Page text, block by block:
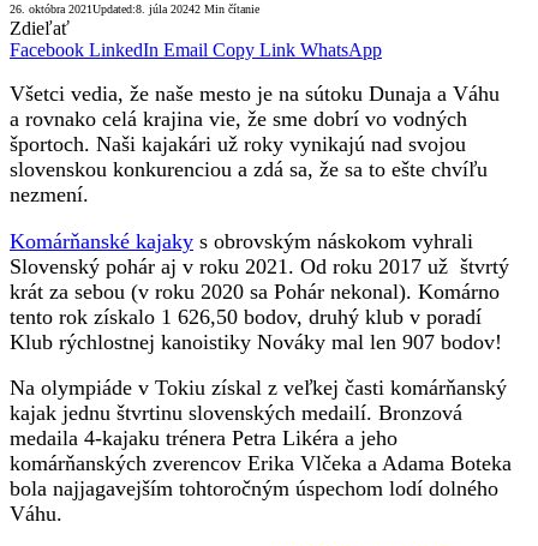
26. októbra 2021Updated:8. júla 20242 Min čítanie
Zdieľať
Facebook LinkedIn Email Copy Link WhatsApp
Všetci vedia, že naše mesto je na sútoku Dunaja a Váhu
a rovnako celá krajina vie, že sme dobrí vo vodných
športoch. Naši kajakári už roky vynikajú nad svojou
slovenskou konkurenciou a zdá sa, že sa to ešte chvíľu
nezmení.
Komárňanské kajaky s obrovským náskokom vyhrali
Slovenský pohár aj v roku 2021. Od roku 2017 už štvrtý
krát za sebou (v roku 2020 sa Pohár nekonal). Komárno
tento rok získalo 1 626,50 bodov, druhý klub v poradí
Klub rýchlostnej kanoistiky Nováky mal len 907 bodov!
Na olympiáde v Tokiu získal z veľkej časti komárňanský
kajak jednu štvrtinu slovenských medailí. Bronzová
medaila 4-kajaku trénera Petra Likéra a jeho
komárňanských zverencov Erika Vlčeka a Adama Boteka
bola najjagavejším tohtoročným úspechom lodí dolného
Váhu.